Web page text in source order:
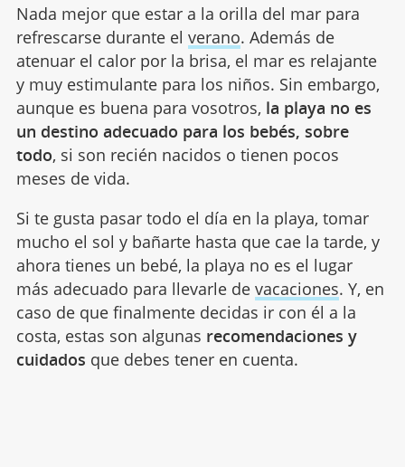
Nada mejor que estar a la orilla del mar para
refrescarse durante el verano. Además de
atenuar el calor por la brisa, el mar es relajante
y muy estimulante para los niños. Sin embargo,
aunque es buena para vosotros, la playa no es
un destino adecuado para los bebés, sobre
todo, si son recién nacidos o tienen pocos
meses de vida.
Si te gusta pasar todo el día en la playa, tomar
mucho el sol y bañarte hasta que cae la tarde, y
ahora tienes un bebé, la playa no es el lugar
más adecuado para llevarle de vacaciones. Y, en
caso de que finalmente decidas ir con él a la
costa, estas son algunas recomendaciones y
cuidados que debes tener en cuenta.